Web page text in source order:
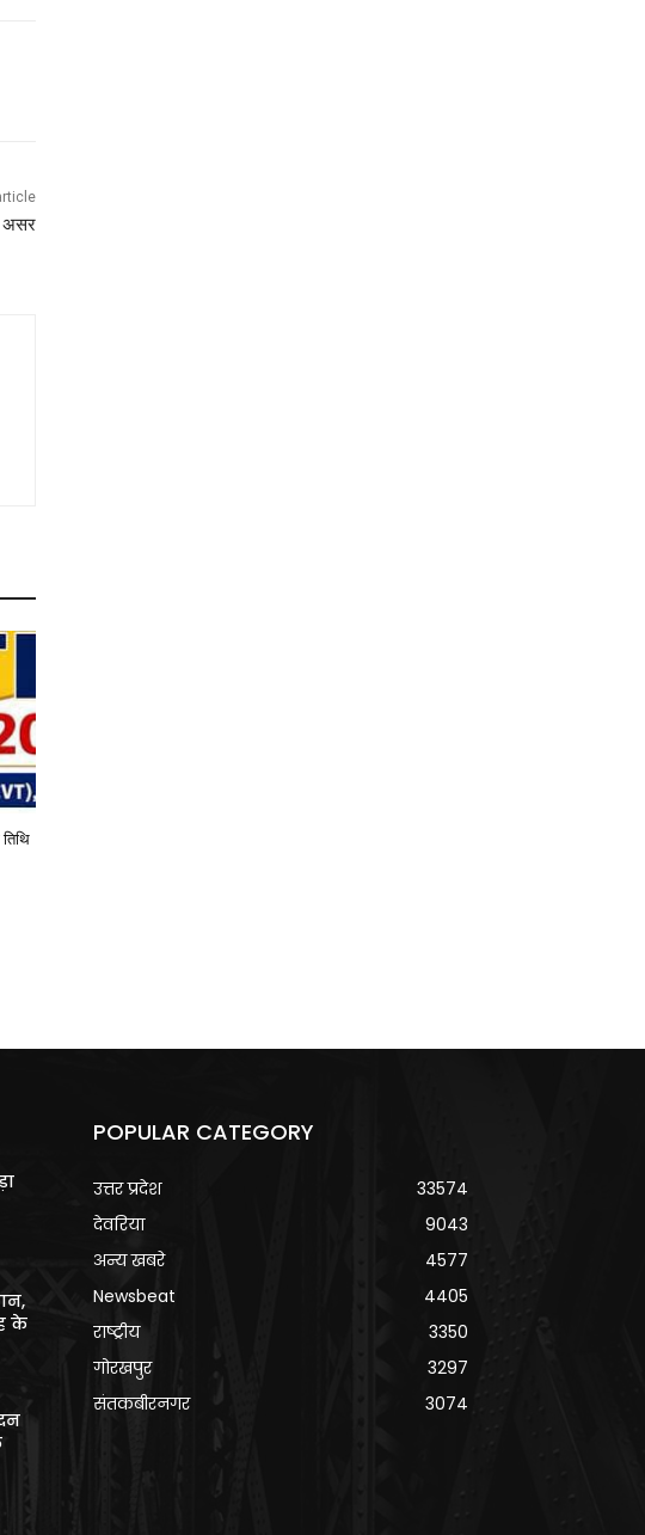
असर
के
POPULAR CATEGORY
उत्तर प्रदेश
33574
देवरिया
9043
अन्य खबरे
4577
Newsbeat
4405
राष्ट्रीय
3350
गोरखपुर
3297
संतकबीरनगर
3074